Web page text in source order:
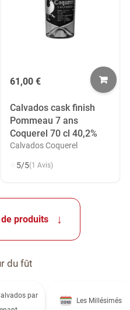
61,00 €
Calvados cask finish
Pommeau 7 ans
Coquerel 70 cl 40,2%
Calvados Coquerel
5/5(1 Avis)
produits
du fût
par
Les Millésimés